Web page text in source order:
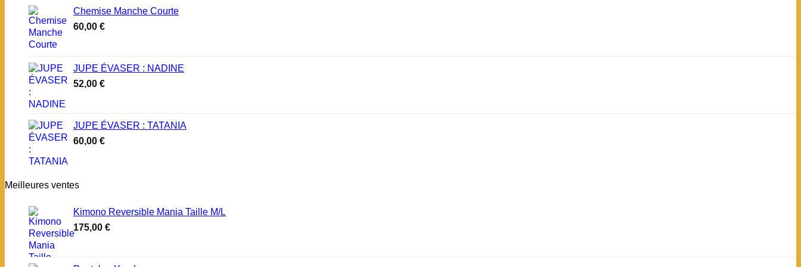
Chemise Manche Courte
60,00 €
JUPE ÉVASER : NADINE
52,00 €
JUPE ÉVASER : TATANIA
60,00 €
Meilleures ventes
Kimono Reversible Mania Taille M/L
175,00 €